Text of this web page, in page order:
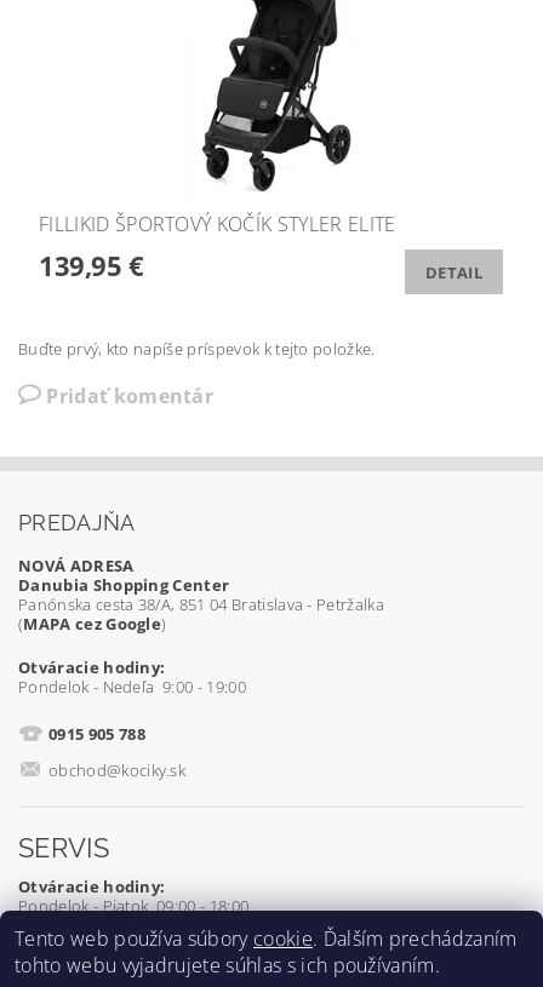
FILLIKID ŠPORTOVÝ KOČÍK STYLER ELITE
139,95 € DETAIL
Buďte prvý, kto napíše príspevok k tejto položke.
Pridať komentár
PREDAJŇA
NOVÁ ADRESA
Danubia Shopping Center
Panónska cesta 38/A, 851 04 Bratislava - Petržalka
(MAPA cez Google)
Otváracie hodiny:
Pondelok - Nedeľa 9:00 - 19:00
0915 905 788
obchod@kociky.sk
SERVIS
Otváracie hodiny:
Pondelok - Piatok 09:00 - 18:00
0905 539 927
Tento web používa súbory cookie. Ďalším prechádzaním
tohto webu vyjadrujete súhlas s ich používaním.